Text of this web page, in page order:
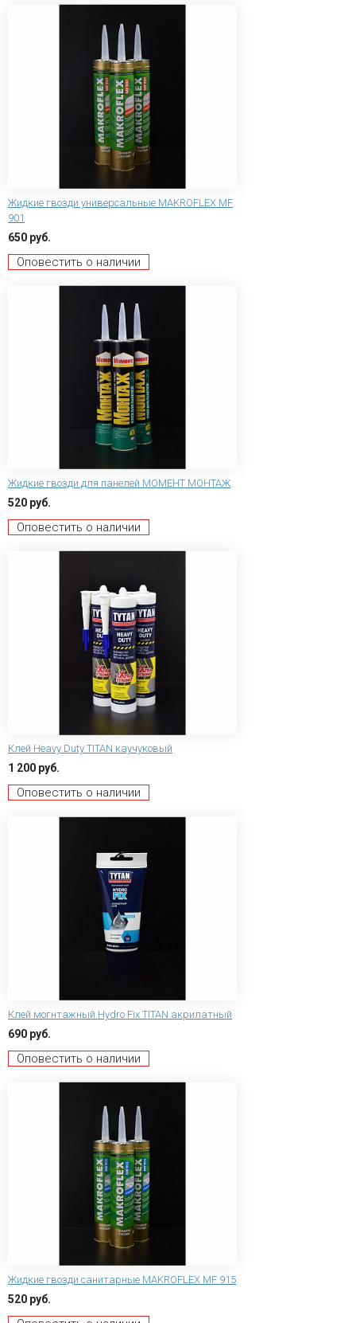
Жидкие гвозди универсальные MAKROFLEX MF
901
650 руб.
Оповестить о наличии
Жидкие гвозди для панелей МОМЕНТ МОНТАЖ
520 руб.
Оповестить о наличии
Клей Heavy Duty TITAN каучуковый
1 200 руб.
Оповестить о наличии
Клей могнтажный Hydro Fix TITAN акрилатный
690 руб.
Оповестить о наличии
Жидкие гвозди санитарные MAKROFLEX MF 915
520 руб.